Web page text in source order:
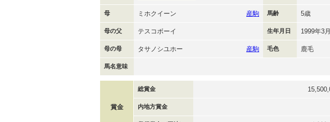
母 ミホクイーン 産駒 馬齢 5歳
母の父 テスコボーイ 生年月日 1999年3
母の母 タサノシユホー 産駒 毛色 鹿毛
馬名意味
賞金
総賞金
内地方賞金